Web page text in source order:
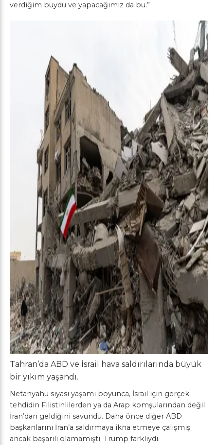
verdiğim buydu ve yapacağımız da bu.”
Tahran’da ABD ve İsrail hava saldırılarında büyük
bir yıkım yaşandı.
Netanyahu siyasi yaşamı boyunca, İsrail için gerçek
tehdidin Filistinlilerden ya da Arap komşularından değil
İran’dan geldiğini savundu. Daha önce diğer ABD
başkanlarını İran’a saldırmaya ikna etmeye çalışmış
ancak başarılı olamamıştı. Trump farklıydı.